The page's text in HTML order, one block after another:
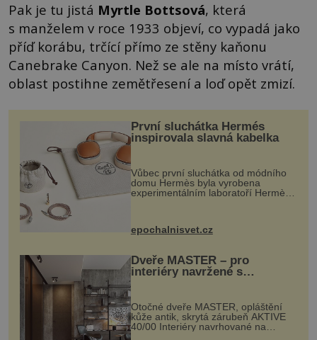
Pak je tu jistá Myrtle Bottsová, která
s manželem v roce 1933 objeví, co vypadá jako
příď korábu, trčící přímo ze stěny kaňonu
Canebrake Canyon. Než se ale na místo vrátí,
oblast postihne zemětřesení a loď opět zmizí.
První sluchátka Hermés
inspirovala slavná kabelka
Vůbec první sluchátka od módního
domu Hermès byla vyrobena
experimentálním laboratoří Hermès
kovový...
epochalnisvet.cz
Dveře MASTER – pro
interiéry navržené s
rozumem i vášní!
Otočné dveře MASTER, opláštění
kůže antik, skrytá zárubeň AKTIVE
40/00 Interiéry navrhované na
zakázku často vyžadují atypické